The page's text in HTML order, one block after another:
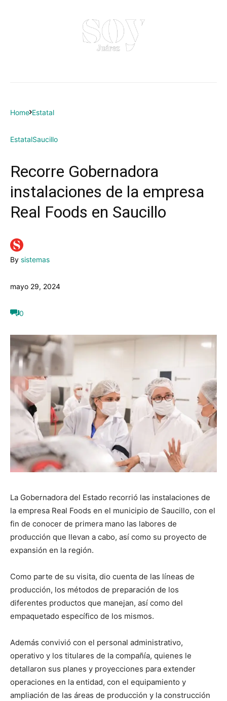
Home Estatal
EstatalSaucillo
Recorre Gobernadora
instalaciones de la empresa
Real Foods en Saucillo
By sistemas
mayo 29, 2024
0
La Gobernadora del Estado recorrió las instalaciones de
la empresa Real Foods en el municipio de Saucillo, con el
fin de conocer de primera mano las labores de
producción que llevan a cabo, así como su proyecto de
expansión en la región.
Como parte de su visita, dio cuenta de las líneas de
producción, los métodos de preparación de los
diferentes productos que manejan, así como del
empaquetado específico de los mismos.
Además convivió con el personal administrativo,
operativo y los titulares de la compañía, quienes le
detallaron sus planes y proyecciones para extender
operaciones en la entidad, con el equipamiento y
ampliación de las áreas de producción y la construcción